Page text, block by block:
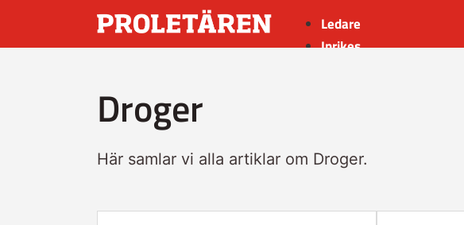
Ledare
Inrikes
Droger
Här samlar vi alla artiklar om Droger.